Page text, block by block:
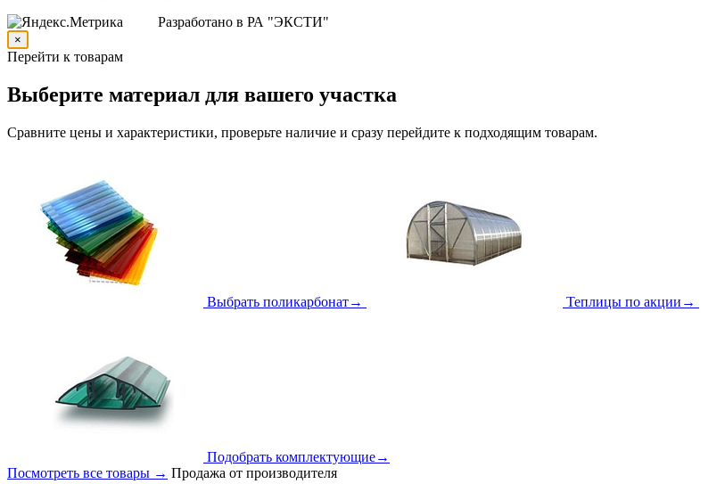
Разработано в РА "ЭКСТИ"
×
Перейти к товарам
Выберите материал для вашего участка
Сравните цены и характеристики, проверьте наличие и сразу перейдите к подходящим товарам.
Выбрать поликарбонат→ Теплицы по акции →
Подобрать комплектующие→
Посмотреть все товары → Продажа от производителя